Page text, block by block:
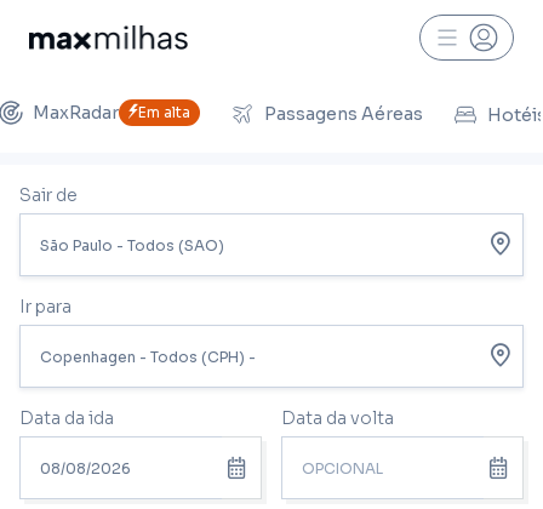
MaxRadar Em alta Passagens Aéreas
Sair de
Ir para
Data da ida Data da volta